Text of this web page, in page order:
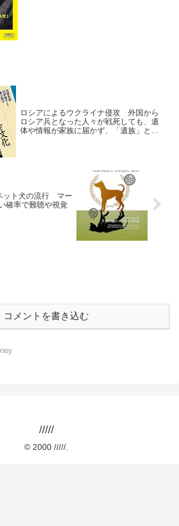
ロシアによるウクライナ侵攻 外国から
ロシア兵となった人々が戦死しても、遺
体や情報が家族に届かず、「遺族」とし
ット犬の流行 マー
確率で難聴や視覚
コメントを書き込む
/////
© 2000 /////.